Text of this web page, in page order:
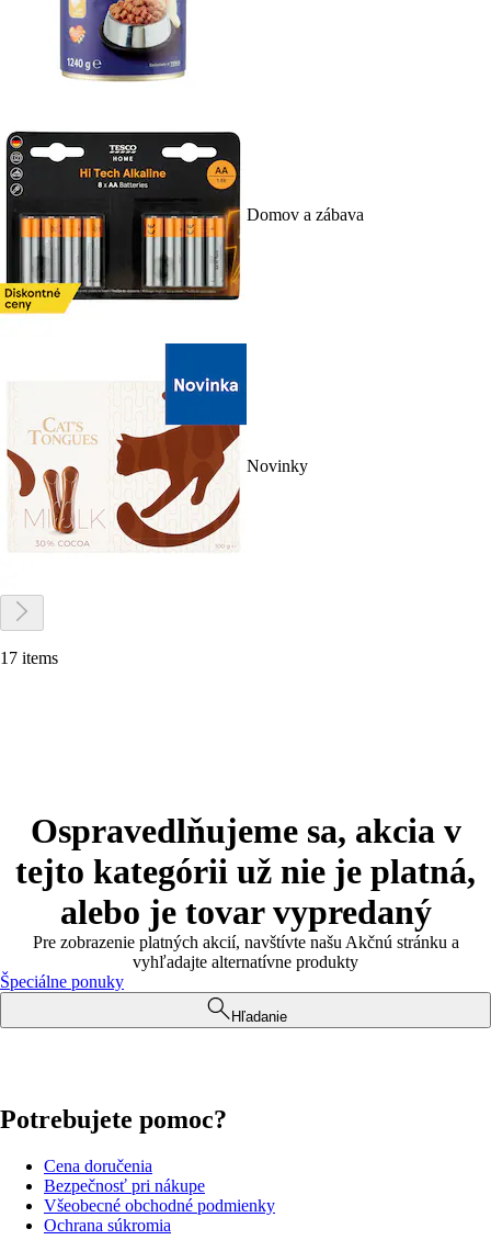
Domov a zábava
Novinky
17 items
Ospravedlňujeme sa, akcia v
tejto kategórii už nie je platná,
alebo je tovar vypredaný
Pre zobrazenie platných akcií, navštívte našu Akčnú stránku a
vyhľadajte alternatívne produkty
Špeciálne ponuky
Hľadanie
Potrebujete pomoc?
Cena doručenia
Bezpečnosť pri nákupe
Všeobecné obchodné podmienky
Ochrana súkromia